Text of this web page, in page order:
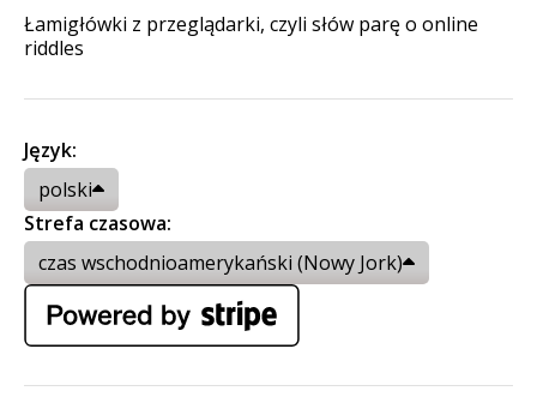
Łamigłówki z przeglądarki, czyli słów parę o online
riddles
Język:
polski
Strefa czasowa:
czas wschodnioamerykański (Nowy Jork)